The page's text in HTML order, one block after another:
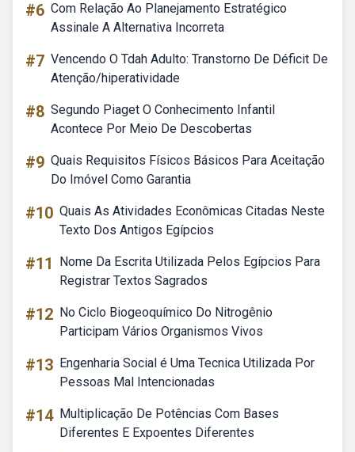
#6 Com Relação Ao Planejamento Estratégico
Assinale A Alternativa Incorreta
#7 Vencendo O Tdah Adulto: Transtorno De Déficit De
Atenção/hiperatividade
#8 Segundo Piaget O Conhecimento Infantil
Acontece Por Meio De Descobertas
#9 Quais Requisitos Físicos Básicos Para Aceitação
Do Imóvel Como Garantia
#10 Quais As Atividades Econômicas Citadas Neste
Texto Dos Antigos Egípcios
#11
Nome Da Escrita Utilizada Pelos Egípcios Para
Registrar Textos Sagrados
#12 No Ciclo Biogeoquímico Do Nitrogênio
Participam Vários Organismos Vivos
#13 Engenharia Social é Uma Tecnica Utilizada Por
Pessoas Mal Intencionadas
#14 Multiplicação De Potências Com Bases
Diferentes E Expoentes Diferentes